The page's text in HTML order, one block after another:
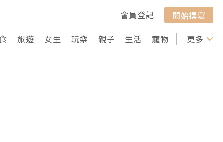
會員登記
開始撰寫
旅遊 女生 玩樂 親子 生活 寵物 行山 打卡
更多